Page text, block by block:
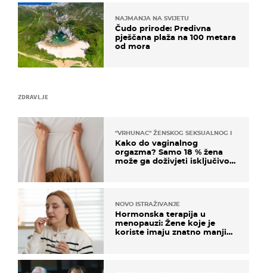
ZDRAVLJE
"VRHUNAC" ŽENSKOG SEKSUALNOG ISKUSTVA
Kako do vaginalnog
orgazma? Samo 18 % žena
može ga doživjeti isključivo
NOVO ISTRAŽIVANJE
Hormonska terapija u
menopauzi: Žene koje je
koriste imaju znatno manji
NAJMANJA NA SVIJETU
Čudo prirode: Predivna
pješčana plaža na 100 metara
od mora